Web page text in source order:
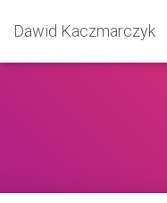
Dawid Kaczmarczyk